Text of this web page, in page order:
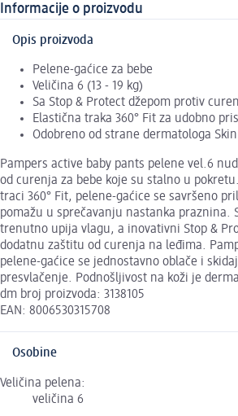
Informacije o proizvodu
Opis proizvoda
Pelene-gaćice za bebe
Veličina 6 (13 - 19 kg)
Sa Stop & Protect džepom protiv
Elastična traka 360° Fit za udobno
Odobreno od strane dermatologa
Pampers active baby pants pelene vel.6
od curenja za bebe koje su stalno u
traci 360° Fit, pelene-gaćice se savršeno
pomažu u sprečavanju nastanka praznina.
trenutno upija vlagu, a inovativni Stop &
dodatnu zaštitu od curenja na leđima.
pelene-gaćice se jednostavno oblače i
presvlačenje. Podnošljivost na koži je
dm broj proizvoda: 3138105
EAN: 8006530315708
Osobine
Veličina pelena:
veličina 6